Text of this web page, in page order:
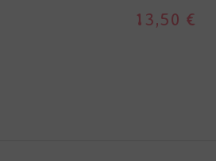
13,50 €